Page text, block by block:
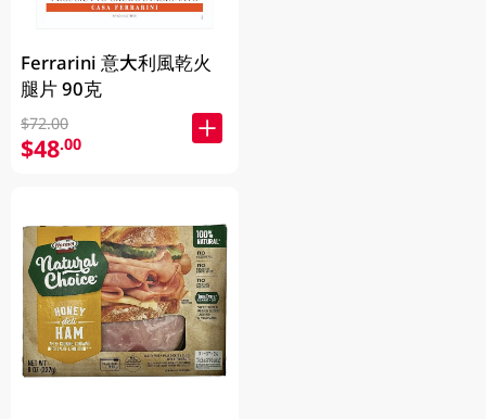
Ferrarini 意大利風乾火
腿片 90克
$72.00
$48.00